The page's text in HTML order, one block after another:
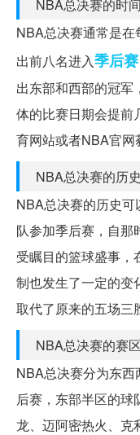
NBA总决赛的时
NBA总决赛通常是
出前八名进入季后赛
出东部和西部的冠军
体的比赛日期会提前
育网站或者NBA官网
NBA总决赛的历
NBA总决赛的历史
队参加季后赛，自那
受瞩目的篮球盛事，
制也发生了一定的变
取代了原来的五场三
NBA总决赛的赛
NBA总决赛分为东
后赛，东部半区的
龙、迈阿密热火、克